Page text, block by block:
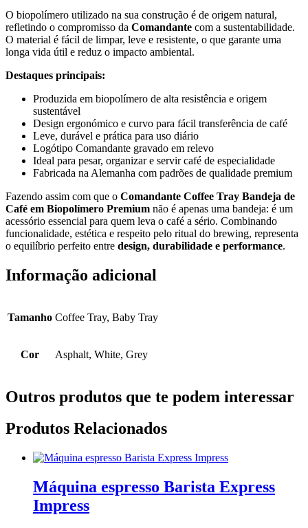
O biopolímero utilizado na sua construção é de origem natural,
refletindo o compromisso da Comandante com a sustentabilidade.
O material é fácil de limpar, leve e resistente, o que garante uma
longa vida útil e reduz o impacto ambiental.
Destaques principais:
Produzida em biopolímero de alta resistência e origem
sustentável
Design ergonómico e curvo para fácil transferência de café
Leve, durável e prática para uso diário
Logótipo Comandante gravado em relevo
Ideal para pesar, organizar e servir café de especialidade
Fabricada na Alemanha com padrões de qualidade premium
Fazendo assim com que o Comandante Coffee Tray Bandeja de
Café em Biopolímero Premium não é apenas uma bandeja: é um
acessório essencial para quem leva o café a sério. Combinando
funcionalidade, estética e respeito pelo ritual do brewing, representa
o equilíbrio perfeito entre design, durabilidade e performance.
Informação adicional
Tamanho Coffee Tray, Baby Tray
Cor Asphalt, White, Grey
Outros produtos que te podem interessar
Produtos Relacionados
Máquina espresso Barista Express
Impress